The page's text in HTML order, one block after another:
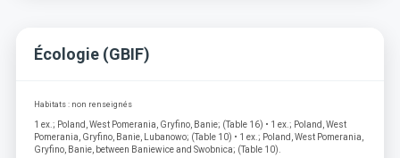
Écologie (GBIF)
Habitats : non renseignés
1 ex.; Poland, West Pomerania, Gryfino, Banie; (Table 16) • 1 ex.; Poland, West
Pomerania, Gryfino, Banie, Lubanowo; (Table 10) • 1 ex.; Poland, West Pomerania,
Gryfino, Banie, between Baniewice and Swobnica; (Table 10).